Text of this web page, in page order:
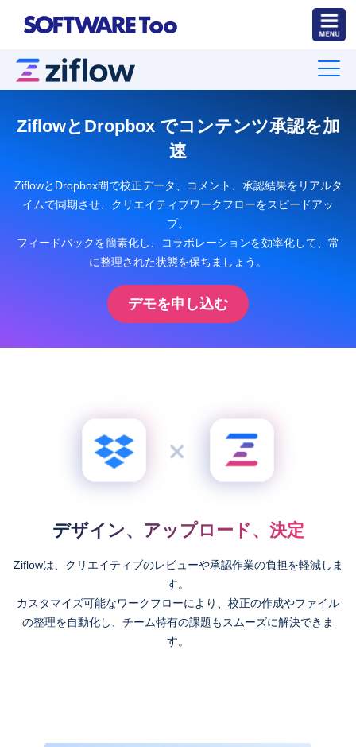
ZiflowとDropbox でコンテンツ承認を加
速
ZiflowとDropbox間で校正データ、コメント、承認結果をリアルタ
イムで同期させ、クリエイティブワークフローをスピードアッ
プ。
フィードバックを簡素化し、コラボレーションを効率化して、常
に整理された状態を保ちましょう。
デモを申し込む
デザイン、アップロード、決定
Ziflowは、クリエイティブのレビューや承認作業の負担を軽減しま
す。
カスタマイズ可能なワークフローにより、校正の作成やファイル
の整理を自動化し、チーム特有の課題もスムーズに解決できま
す。